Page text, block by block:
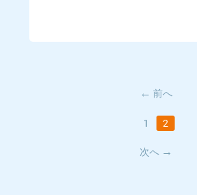
·ご注文の際にお客様の本人確認（電話
· お客様と異なる名義のクレジットカー
前へ
1 2
次へ